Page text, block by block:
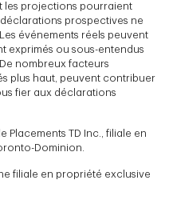
les projections pourraient
déclarations prospectives ne
événements réels peuvent
exprimés ou sous-entendus
nombreux facteurs
plus haut, peuvent contribuer
fier aux déclarations
Placements TD Inc., filiale en
Dominion.
filiale en propriété exclusive